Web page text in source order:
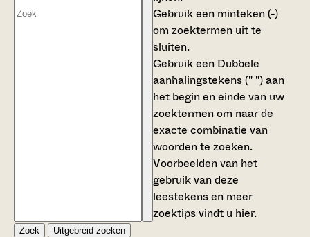
Gebruik een minteken (-)
om zoektermen uit te
sluiten.
Gebruik een Dubbele
aanhalingstekens (" ")aan
het begin en einde van uw
zoektermen om naar de
exacte combinatie van
woorden te zoeken.
Voorbeelden van het
gebruik van deze
leestekens en meer
zoektips vindt u hier.
Zoek Uitgebreid zoeken